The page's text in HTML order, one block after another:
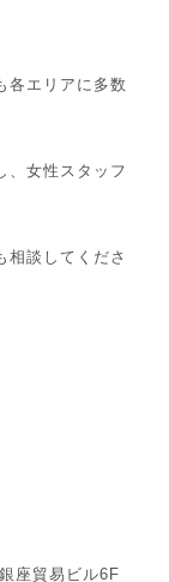
各エリアに多数
、女性スタッフ
相談してくださ
座貿易ビル6F